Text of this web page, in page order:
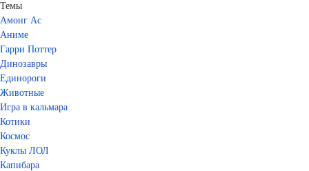
Темы
Амонг Ас
Аниме
Гарри Поттер
Динозавры
Единороги
Животные
Игра в кальмара
Котики
Космос
Куклы ЛОЛ
Капибара